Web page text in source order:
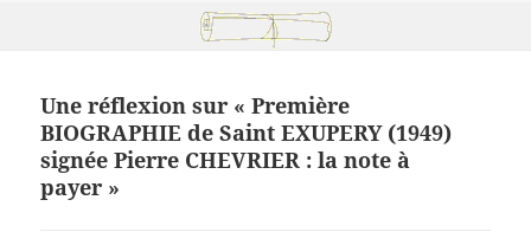
Une réflexion sur « Première
BIOGRAPHIE de Saint EXUPERY (1949)
signée Pierre CHEVRIER : la note à
payer »